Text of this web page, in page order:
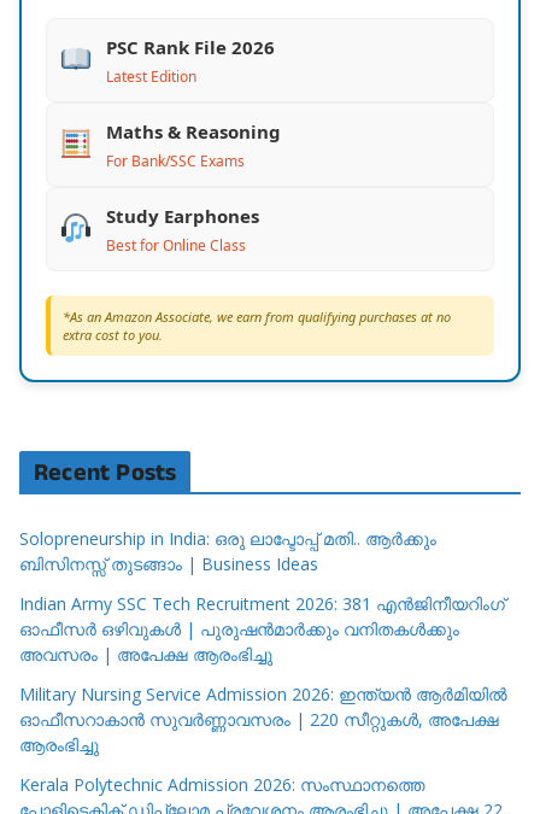
PSC Rank File 2026
Latest Edition
Maths & Reasoning
For Bank/SSC Exams
Study Earphones
Best for Online Class
*As an Amazon Associate, we earn from qualifying purchases at no
extra cost to you.
Recent Posts
Solopreneurship in India: ഒരു ലാപ്ടോപ്പ് മതി.. ആർക്കും
ബിസിനസ്സ് തുടങ്ങാം | Business Ideas
Indian Army SSC Tech Recruitment 2026: 381 എൻജിനീയറിംഗ്
ഓഫീസർ ഒഴിവുകൾ | പുരുഷൻമാർക്കും വനിതകൾക്കും
അവസരം | അപേക്ഷ ആരംഭിച്ചു
Military Nursing Service Admission 2026: ഇന്ത്യൻ ആർമിയിൽ
ഓഫീസറാകാൻ സുവർണ്ണാവസരം | 220 സീറ്റുകൾ, അപേക്ഷ
ആരംഭിച്ചു
Kerala Polytechnic Admission 2026: സംസ്ഥാനത്തെ
പോളിടെക്നിക് ഡിപ്ലോമ പ്രവേശനം ആരംഭിച്ചു | അപേക്ഷ 22